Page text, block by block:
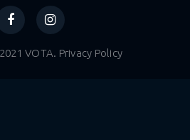
VOTA. Privacy Policy